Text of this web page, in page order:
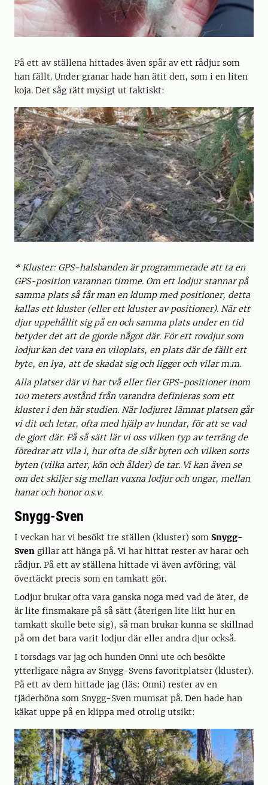
På ett av ställena hittades även spår av ett rådjur som
han fällt. Under granar hade han ätit den, som i en liten
koja. Det såg rätt mysigt ut faktiskt:
* Kluster: GPS-halsbanden är programmerade att ta en
GPS-position varannan timme. Om ett lodjur stannar på
samma plats så får man en klump med positioner, detta
kallas ett kluster (eller ett kluster av positioner). När ett
djur uppehållit sig på en och samma plats under en tid
betyder det att de gjorde något där. För ett rovdjur som
lodjur kan det vara en viloplats, en plats där de fällt ett
byte, en lya, att de skadat sig och ligger och vilar m.m.
Alla platser där vi har två eller fler GPS-positioner inom
100 meters avstånd från varandra definieras som ett
kluster i den här studien. När lodjuret lämnat platsen går
vi dit och letar, ofta med hjälp av hundar, för att se vad
de gjort där. På så sätt lär vi oss vilken typ av terräng de
föredrar att vila i, hur ofta de slår byten och vilken sorts
byten (vilka arter, kön och ålder) de tar. Vi kan även se
om det skiljer sig mellan vuxna lodjur och ungar, mellan
hanar och honor o.s.v.
Snygg-Sven
I veckan har vi besökt tre ställen (kluster) som Snygg-
Sven gillar att hänga på. Vi har hittat rester av harar och
rådjur. På ett av ställena hittade vi även avföring; väl
övertäckt precis som en tamkatt gör.
Lodjur brukar ofta vara ganska noga med vad de äter, de
är lite finsmakare på så sätt (återigen lite likt hur en
tamkatt skulle bete sig), så man brukar kunna se skillnad
på om det bara varit lodjur där eller andra djur också.
I torsdags var jag och hunden Onni ute och besökte
ytterligare några av Snygg-Svens favoritplatser (kluster).
På ett av dem hittade jag (läs: Onni) rester av en
tjäderhöna som Snygg-Sven mumsat på. Den hade han
käkat uppe på en klippa med otrolig utsikt: